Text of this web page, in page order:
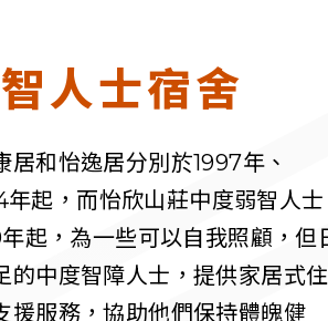
人士宿舍
居和怡逸居分別於1997年、
起，而怡欣山莊中度弱智人士
起，為一些可以自我照顧，但
的中度智障人士，提供家居式住
援服務，協助他們保持體魄健
聯絡我們
同為世界添笑臉